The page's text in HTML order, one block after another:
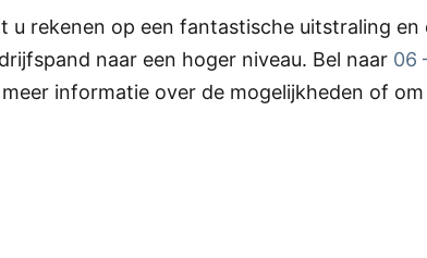
u rekenen op een fantastische uitstraling en
naar een hoger niveau. Bel naar 06
informatie over de mogelijkheden of